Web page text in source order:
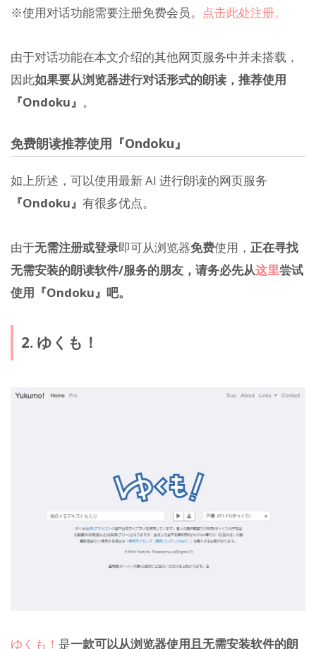
※使用对话功能需要注册免费会员。 点击此处注册。
由于对话功能在本文介绍的其他网页服务中并未搭载，
因此如果要从浏览器进行对话形式的朗读，推荐使用
『Ondoku』 。
免费朗读推荐使用『Ondoku』
如上所述，可以使用最新 AI 进行朗读的网页服务
『Ondoku』 有很多优点。
由于无需注册或登录即可从浏览器免费使用， 正在寻找
无需安装的朗读软件/服务的朋友，请务必先从这里尝试
使用『Ondoku』吧。
2. ゆくも！
ゆくも！ 是一款可以从浏览器使用且无需安装软件的朗